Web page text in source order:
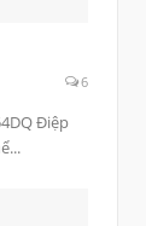
6
Điệp